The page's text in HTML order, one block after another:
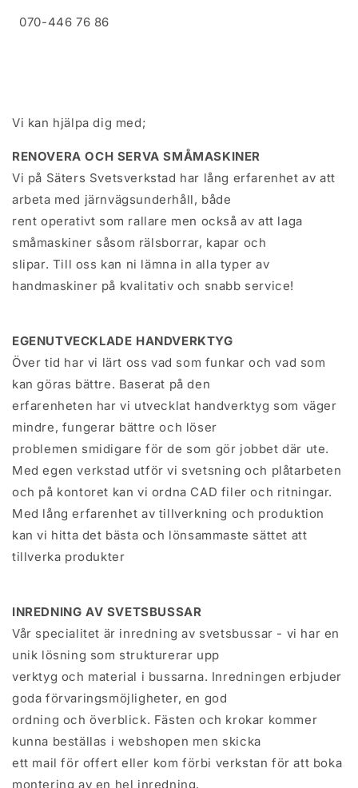
070-446 76 86
Vi kan hjälpa dig med;
RENOVERA OCH SERVA SMÅMASKINER
Vi på Säters Svetsverkstad har lång erfarenhet av att
arbeta med järnvägsunderhåll, både
rent operativt som rallare men också av att laga
småmaskiner såsom rälsborrar, kapar och
slipar. Till oss kan ni lämna in alla typer av
handmaskiner på kvalitativ och snabb service!
EGENUTVECKLADE HANDVERKTYG
Över tid har vi lärt oss vad som funkar och vad som
kan göras bättre. Baserat på den
erfarenheten har vi utvecklat handverktyg som väger
mindre, fungerar bättre och löser
problemen smidigare för de som gör jobbet där ute.
Med egen verkstad utför vi svetsning och plåtarbeten
och på kontoret kan vi ordna CAD filer och ritningar.
Med lång erfarenhet av tillverkning och produktion
kan vi hitta det bästa och lönsammaste sättet att
tillverka produkter
INREDNING AV SVETSBUSSAR
Vår specialitet är inredning av svetsbussar - vi har en
unik lösning som strukturerar upp
verktyg och material i bussarna. Inredningen erbjuder
goda förvaringsmöjligheter, en god
ordning och överblick. Fästen och krokar kommer
kunna beställas i webshopen men skicka
ett mail för offert eller kom förbi verkstan för att boka
montering av en hel inredning.